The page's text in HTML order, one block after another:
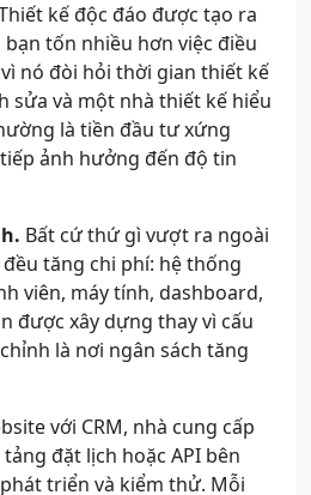
kế độc đáo được tạo ra
tốn nhiều hơn việc điều
nó đòi hỏi thời gian thiết kế
sửa và một nhà thiết kế hiểu
là tiền đầu tư xứng
ảnh hưởng đến độ tin
Bất cứ thứ gì vượt ra ngoài
tăng chi phí: hệ thống
viên, máy tính, dashboard,
được xây dựng thay vì cấu
là nơi ngân sách tăng
với CRM, nhà cung cấp
đặt lịch hoặc API bên
triển và kiểm thử. Mỗi